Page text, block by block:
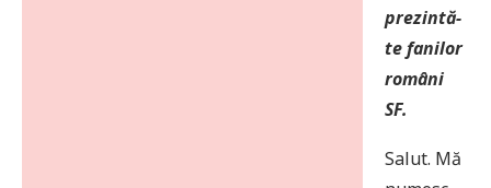
prezintă-
te fanilor
români
SF.
Salut. Mă